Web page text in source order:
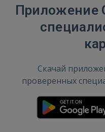
Приложение
Скачай
проверенных